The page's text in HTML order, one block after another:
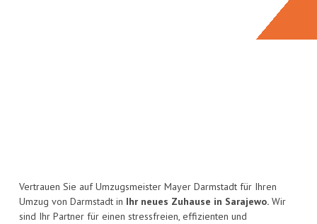
Vertrauen Sie auf Umzugsmeister Mayer Darmstadt für Ihren
Umzug von Darmstadt in Ihr neues Zuhause in Sarajewo. Wir
sind Ihr Partner für einen stressfreien, effizienten und